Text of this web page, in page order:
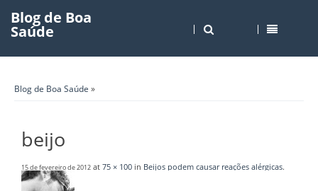
Blog de Boa
Saúde
Blog de Boa Saúde »
beijo
15 de fevereiro de 2012 at 75 × 100 in Beijos podem causar reações alérgicas.